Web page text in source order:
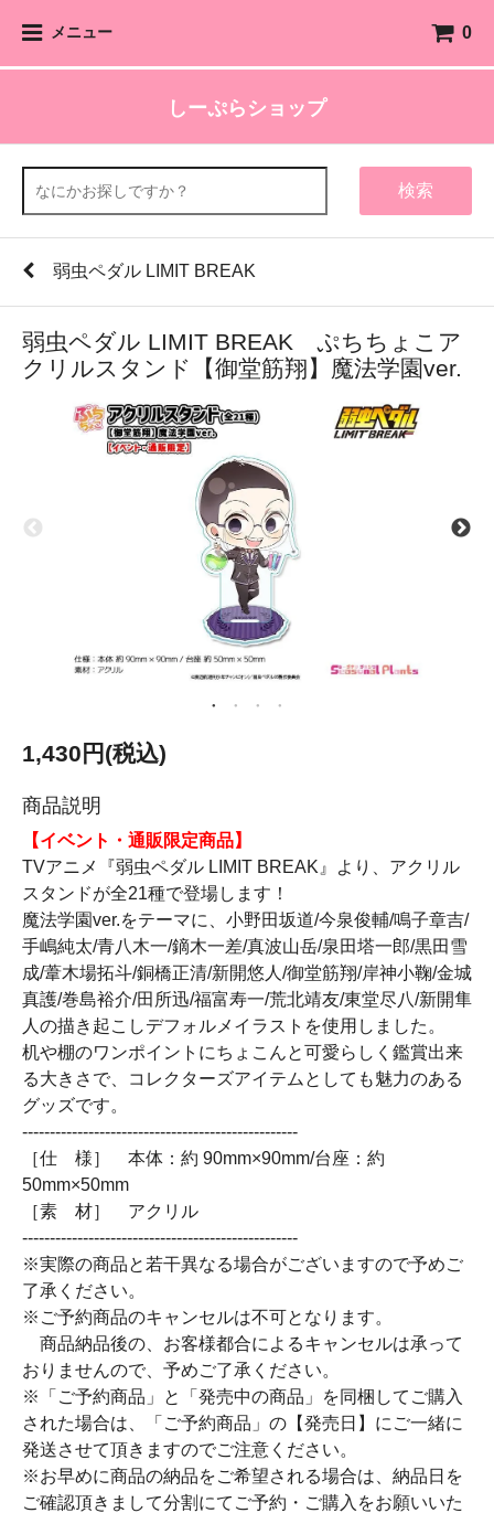
メニュー 0
しーぷらショップ
検索
弱虫ペダル LIMIT BREAK
弱虫ペダル LIMIT BREAK ぷちちょこア
クリルスタンド【御堂筋翔】魔法学園ver.
1,430円(税込)
商品説明
【イベント・通販限定商品】
TVアニメ『弱虫ペダル LIMIT BREAK』より、アクリル
スタンドが全21種で登場します！
魔法学園ver.をテーマに、小野田坂道/今泉俊輔/鳴子章吉/
手嶋純太/青八木一/鏑木一差/真波山岳/泉田塔一郎/黒田雪
成/葦木場拓斗/銅橋正清/新開悠人/御堂筋翔/岸神小鞠/金城
真護/巻島裕介/田所迅/福富寿一/荒北靖友/東堂尽八/新開隼
人の描き起こしデフォルメイラストを使用しました。
机や棚のワンポイントにちょこんと可愛らしく鑑賞出来
る大きさで、コレクターズアイテムとしても魅力のある
グッズです。
--------------------------------------------------
［仕 様］ 本体：約 90mm×90mm/台座：約
50mm×50mm
［素 材］ アクリル
--------------------------------------------------
※実際の商品と若干異なる場合がございますので予めご
了承ください。
※ご予約商品のキャンセルは不可となります。
商品納品後の、お客様都合によるキャンセルは承って
おりませんので、予めご了承ください。
※「ご予約商品」と「発売中の商品」を同梱してご購入
された場合は、「ご予約商品」の【発売日】にご一緒に
発送させて頂きますのでご注意ください。
※お早めに商品の納品をご希望される場合は、納品日を
ご確認頂きまして分割にてご予約・ご購入をお願いいた